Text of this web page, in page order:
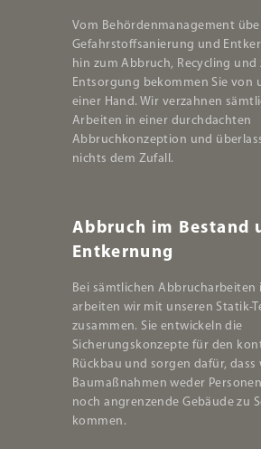
Vom Behördenmanagement
Gefahrstoffsanierung und
hin zum Abbruch, Recycling und
Entsorgung bekommen Sie von
einer Hand. Wir verzahnen
Arbeiten in einer durchdachten
Abbruchkonzeption und
nichts dem Zufall.
Abbruch im Bestand
Entkernung
Bei sämtlichen Abbrucharbeiten
arbeiten wir mit unseren Statik-
zusammen. Sie entwickeln die
Sicherungskonzepte für den
Rückbau und sorgen dafür,
Baumaßnahmen weder
noch angrenzende Gebäude zu
kommen.